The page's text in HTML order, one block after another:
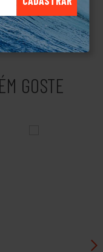
no DNA da
GOSTE